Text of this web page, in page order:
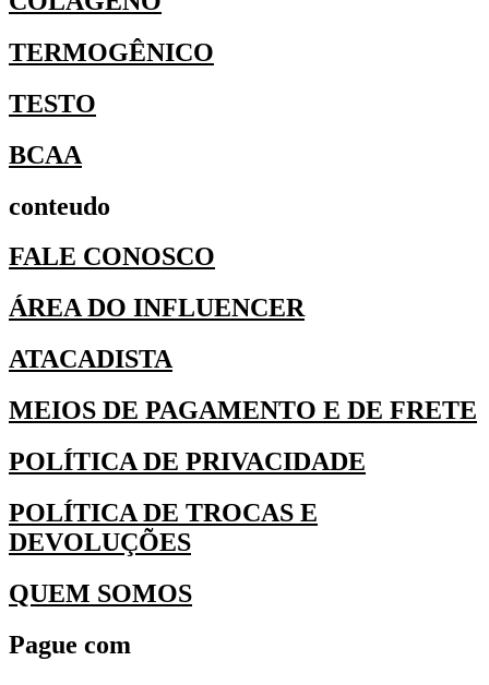
TERMOGÊNICO
TESTO
BCAA
conteudo
FALE CONOSCO
ÁREA DO INFLUENCER
ATACADISTA
MEIOS DE PAGAMENTO E DE FRETE
POLÍTICA DE PRIVACIDADE
POLÍTICA DE TROCAS E
DEVOLUÇÕES
QUEM SOMOS
Pague com